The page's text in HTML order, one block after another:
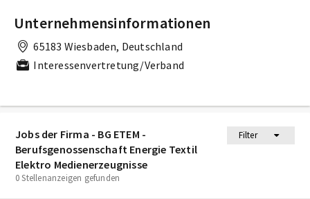
Jobs der Firma - BG ETEM -
Berufsgenossenschaft Energie Textil
Elektro Medienerzeugnisse
Filter
0 Stellenanzeigen gefunden
Unternehmensinformationen
65183 Wiesbaden, Deutschland
Interessenvertretung/Verband